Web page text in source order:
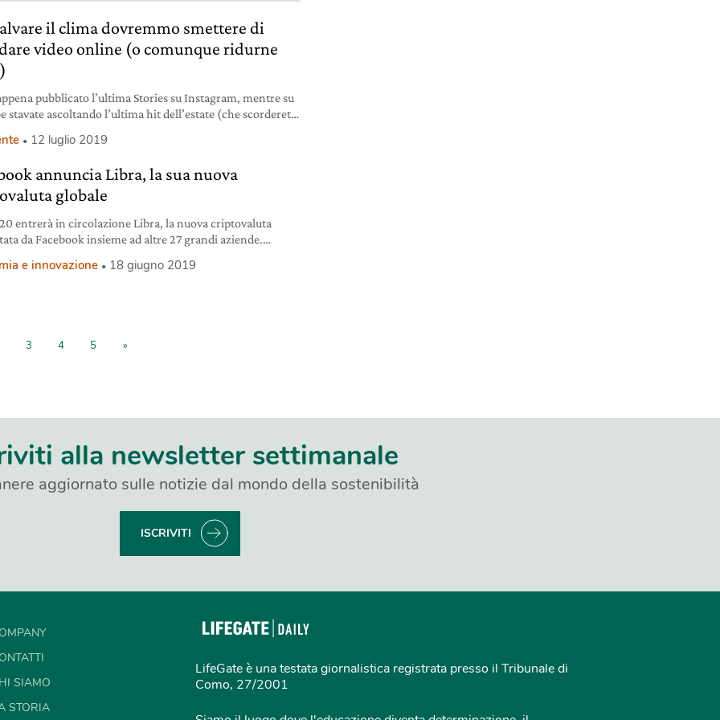
il clima dovremmo smettere di
video online (o comunque ridurne
pubblicato l’ultima Stories su Instagram, mentre su
stavate ascoltando l’ultima hit dell’estate (che scorderete
perdere. Un’abitudine forse quotidiana, in cui
un impatto sulla produzione di emissioni di CO2 e di
sul
12 luglio 2019
annuncia Libra, la sua nuova
globale
entrerà in circolazione Libra, la nuova criptovaluta
da Facebook insieme ad altre 27 grandi aziende.
e innovazione 18 giugno 2019
3 4 5 »
alla newsletter settimanale
aggiornato sulle notizie dal mondo della sostenibilità
ISCRIVITI
SIAMO
STORIA
LifeGate è una testata giornalistica registrata presso il Tribunale di
Como, 27/2001